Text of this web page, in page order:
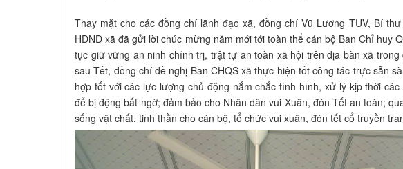
Thay mặt cho các đồng chí lãnh đạo xã, đồng chí Vũ Lương TUV, Bí
HĐND xã đã gửi lời chúc mừng năm mới tới toàn thể cán bộ Ban Chỉ huy
tục giữ vững an ninh chính trị, trật tự an toàn xã hội trên địa bàn xã
sau Tết, đồng chí đề nghị Ban CHQS xã thực hiện tốt công tác trực sẵn
hợp tốt với các lực lượng chủ động nắm chắc tình hình, xử lý kịp thời
để bị động bất ngờ; đảm bảo cho Nhân dân vui Xuân, đón Tết an toàn;
sống vật chất, tinh thần cho cán bộ, tổ chức vui xuân, đón tết cổ truyền